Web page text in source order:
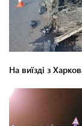
На виїзді з